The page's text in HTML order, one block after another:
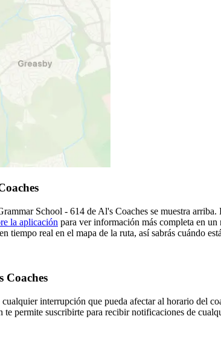
School - 614 de Al's Coaches se muestra
la aplicación para ver información más completa en un
tiempo real en el mapa de la ruta, así sabrás cuándo
Coaches
interrupción que pueda afectar al horario del
te permite suscribirte para recibir notificaciones de